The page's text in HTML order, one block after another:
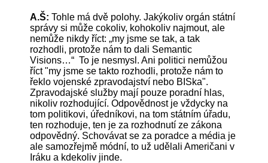
A.Š: Tohle má dvě polohy. Jakýkoliv orgán státní
správy si může cokoliv, kohokoliv najmout, ale
nemůže nikdy říct: „my jsme se tak, a tak
rozhodli, protože nám to dali Semantic
Visions…“ To je nesmysl. Ani politici nemůžou
říct "my jsme se takto rozhodli, protože nám to
řeklo vojenské zpravodajství nebo BISka".
Zpravodajské služby mají pouze poradní hlas,
nikoliv rozhodující. Odpovědnost je vždycky na
tom politikovi, úředníkovi, na tom státním úřadu,
ten rozhoduje, ten je za rozhodnutí ze zákona
odpovědný. Schovávat se za poradce a média je
ale samozřejmě módní, to už udělali Američani v
Iráku a kdekoliv jinde.